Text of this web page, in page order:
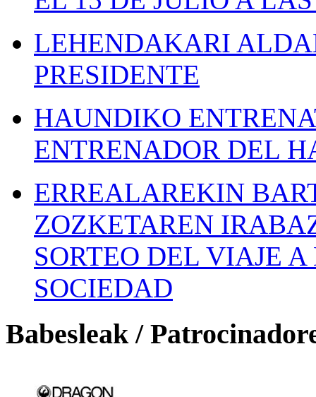
LEHENDAKARI
PRESIDENTE
HAUNDIKO
ENTRENADOR DEL
ERREALAREKIN
ZOZKETAREN
SORTEO DEL VIAJE
SOCIEDAD
Babesleak /